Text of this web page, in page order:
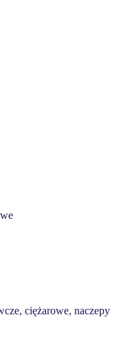
ciężarowe, naczepy